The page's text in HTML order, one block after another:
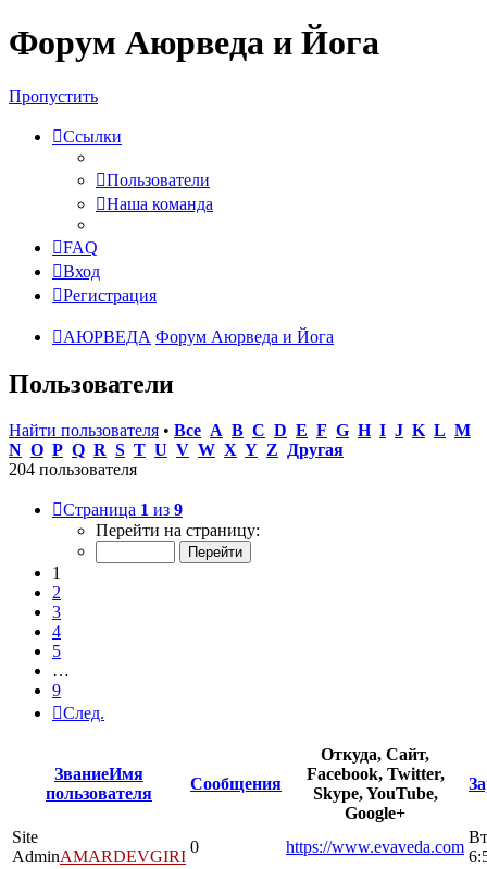
Форум Аюрведа и Йога
Пропустить
Ссылки
Пользователи
Наша команда
FAQ
Вход
Регистрация
АЮРВЕДА Форум Аюрведа и Йога
Пользователи
Найти пользователя • Все A B C D E F G H I J K L M
N O P Q R S T U V W X Y Z
Другая
204 пользователя
Страница 1 из 9
Перейти на страницу:
1
2
3
4
5
…
9
След.
ЗваниеИмя
пользователя
Сообщения
Откуда, Сайт,
Facebook, Twitter,
Skype, YouTube,
Google+
Site
AdminAMARDEVGIRI
0 https://www.evaveda.com